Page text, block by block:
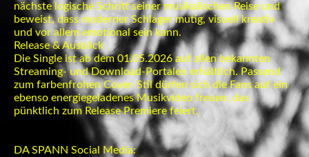
nächste logische Schritt seiner musikalischen Reise und
beweist, dass moderner Schlager mutig, visuell kreativ
und vor allem emotional sein kann.
Release & Ausblick
Die Single ist ab dem 01.05.2026 auf allen bekannten
Streaming- und Download-Portalen erhältlich. Passend
zum farbenfrohen Cover-Stil dürfen sich die Fans auf ein
ebenso energiegeladenes Musikvideo freuen, das
pünktlich zum Release Premiere feiert.
DA SPANN Social Media: